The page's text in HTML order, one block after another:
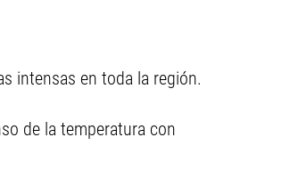
intensas en toda la región.
de la temperatura con